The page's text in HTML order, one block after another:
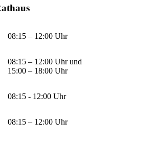
08:15 – 12:00 Uhr
08:15 – 12:00 Uhr und
15:00 – 18:00 Uhr
08:15 - 12:00 Uhr
08:15 – 12:00 Uhr